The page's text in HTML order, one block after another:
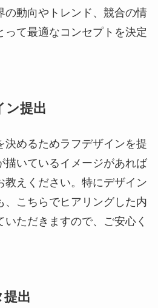
の動向やトレンド、競合の情
って最適なコンセプトを決定
ン提出
決めるためラフデザインを提
描いているイメージがあれば
教えください。特にデザイン
、こちらでヒアリングした内
ただきますので、ご安心く
提出